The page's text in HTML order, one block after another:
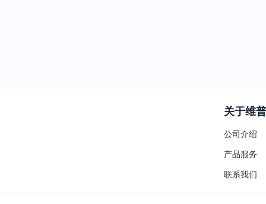
关于维普
公司介绍
产品服务
联系我们